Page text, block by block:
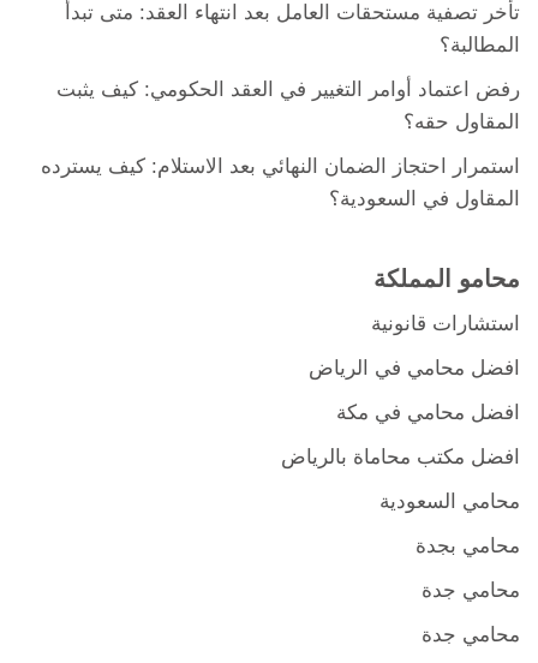
تأخر تصفية مستحقات العامل بعد انتهاء العقد: متى تبدأ
المطالبة؟
رفض اعتماد أوامر التغيير في العقد الحكومي: كيف يثبت
المقاول حقه؟
استمرار احتجاز الضمان النهائي بعد الاستلام: كيف يسترده
المقاول في السعودية؟
محامو المملكة
استشارات قانونية
افضل محامي في الرياض
افضل محامي في مكة
افضل مكتب محاماة بالرياض
محامي السعودية
محامي بجدة
محامي جدة
محامي جدة